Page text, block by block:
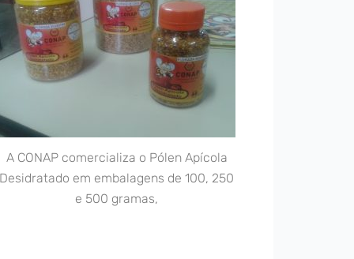
A CONAP comercializa o Pólen Apícola
Desidratado em embalagens de 100, 250
e 500 gramas,